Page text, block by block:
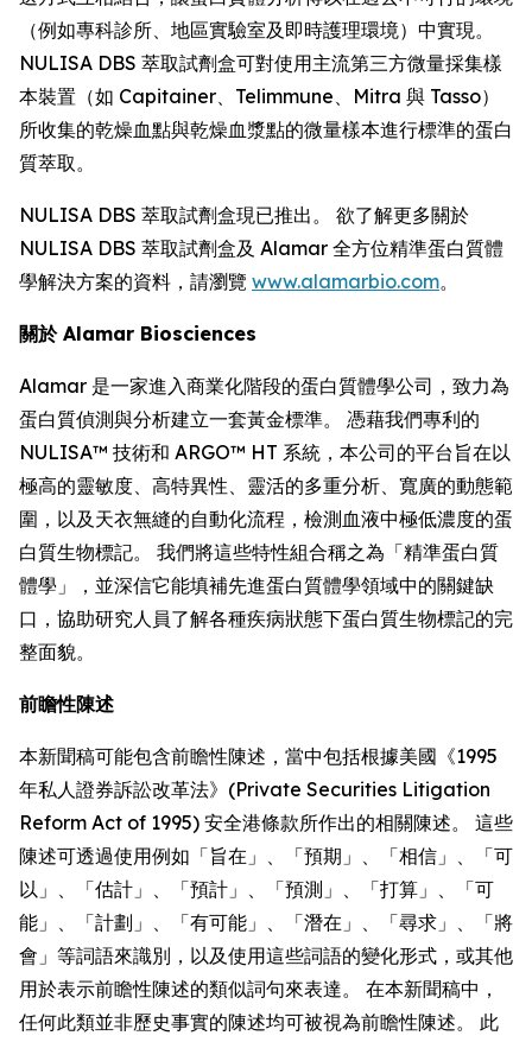
（例如專科診所、地區實驗室及即時護理環境）中實現。
NULISA DBS 萃取試劑盒可對使用主流第三方微量採集樣
本裝置（如 Capitainer、Telimmune、Mitra 與 Tasso）
所收集的乾燥血點與乾燥血漿點的微量樣本進行標準的蛋白
質萃取。
NULISA DBS 萃取試劑盒現已推出。 欲了解更多關於
NULISA DBS 萃取試劑盒及 Alamar 全方位精準蛋白質體
學解決方案的資料，請瀏覽 www.alamarbio.com。
關於 Alamar Biosciences
Alamar 是一家進入商業化階段的蛋白質體學公司，致力為
蛋白質偵測與分析建立一套黃金標準。 憑藉我們專利的
NULISA™ 技術和 ARGO™ HT 系統，本公司的平台旨在以
極高的靈敏度、高特異性、靈活的多重分析、寬廣的動態範
圍，以及天衣無縫的自動化流程，檢測血液中極低濃度的蛋
白質生物標記。 我們將這些特性組合稱之為「精準蛋白質
體學」，並深信它能填補先進蛋白質體學領域中的關鍵缺
口，協助研究人員了解各種疾病狀態下蛋白質生物標記的完
整面貌。
前瞻性陳述
本新聞稿可能包含前瞻性陳述，當中包括根據美國《1995
年私人證券訴訟改革法》(Private Securities Litigation
Reform Act of 1995) 安全港條款所作出的相關陳述。 這些
陳述可透過使用例如「旨在」、「預期」、「相信」、「可
以」、「估計」、「預計」、「預測」、「打算」、「可
能」、「計劃」、「有可能」、「潛在」、「尋求」、「將
會」等詞語來識別，以及使用這些詞語的變化形式，或其他
用於表示前瞻性陳述的類似詞句來表達。 在本新聞稿中，
任何此類並非歷史事實的陳述均可被視為前瞻性陳述。 此